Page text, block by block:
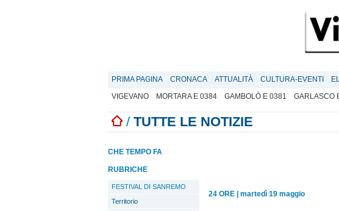
PRIMA PAGINA CRONACA ATTUALITÀ CULTURA-EVENTI
VIGEVANO
MORTARA E 0384 GAMBOLÒ E 0381 GARLASCO
/ TUTTE LE NOTIZIE
CHE TEMPO FA
RUBRICHE
FESTIVAL DI SANREMO
Territorio
24 ORE martedì 19 maggio